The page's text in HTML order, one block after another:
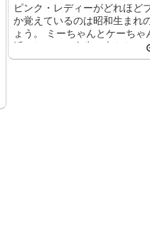
ピンク・レディーがどれほど
か覚えているのは昭和生まれ
ょう。 ミーちゃんとケーちゃ
派になるかは人生の大きな...